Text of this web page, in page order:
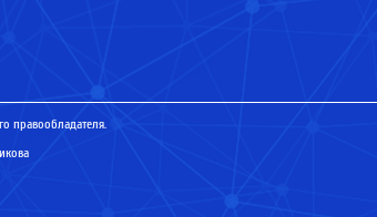
правообладателя.